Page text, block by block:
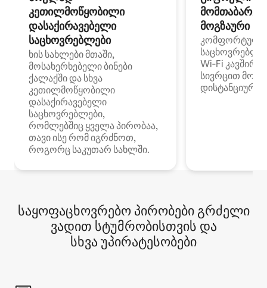
კეთილმოწყობილი
დასაქირავებელი
საცხოვრებლები
ხის სახლები მთაში,
მოსახერხებელი ბინები
ქალაქში და სხვა
კეთილმოწყობილი
დასაქირავებელი
საცხოვრებლები,
რომლებშიც ყველა პირობაა,
თავი ისე რომ იგრძნოთ,
როგორც საკუთარ სახლში.
მოგზაური
კომფორტული
Wi‑Fi
სივრცით
დისტანციური
საყოფაცხოვრებო პირობები გრძელი
ვადით სტუმრობისთვის და
სხვა უპირატესობები